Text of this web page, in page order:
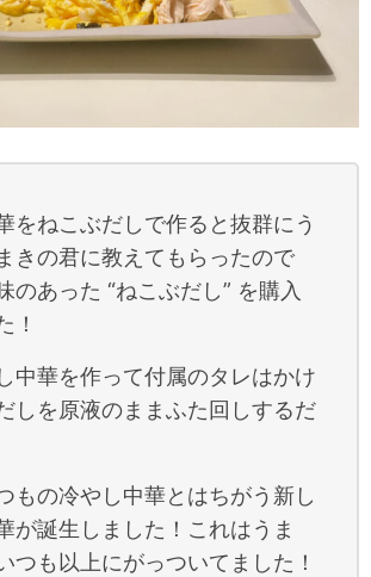
をねこぶだしで作ると抜群にう
きの君に教えてもらったので
のあった “ねこぶだし” を購入
！
中華を作って付属のタレはかけ
しを原液のままふた回しするだ
もの冷やし中華とはちがう新し
が誕生しました！これはうま
つも以上にがっついてました！